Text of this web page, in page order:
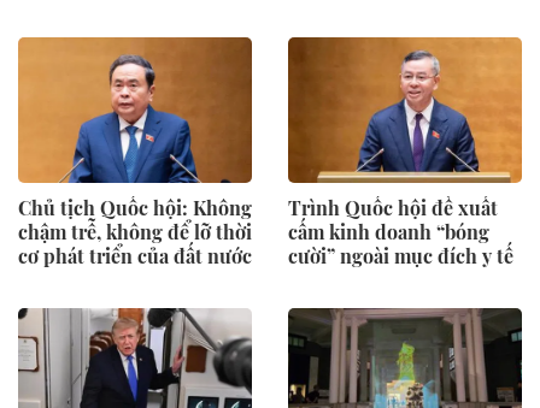
Chủ tịch Quốc hội: Không
chậm trễ, không để lỡ thời
cơ phát triển của đất nước
Trình Quốc hội đề xuất
cấm kinh doanh “bóng
cười” ngoài mục đích y tế